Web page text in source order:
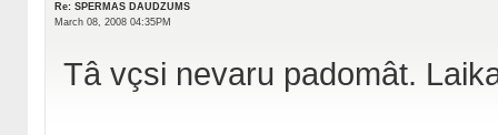
Re: SPERMAS DAUDZUMS
March 08, 2008 04:35PM
Tâ vçsi nevaru padomât.